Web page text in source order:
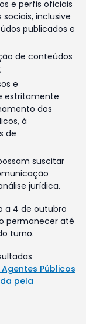
e perfis oficiais
inclusive
publicados e
de conteúdos
e
estritamente
dos
à
de
suscitar
jurídica.
a 4 de outubro
permanecer até
turno.
Públicos
pela